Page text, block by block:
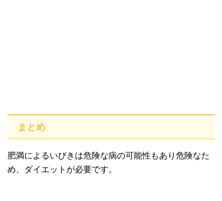
まとめ
肥満によるいびきは危険な病の可能性もあり危険なた
め、ダイエットが必要です。